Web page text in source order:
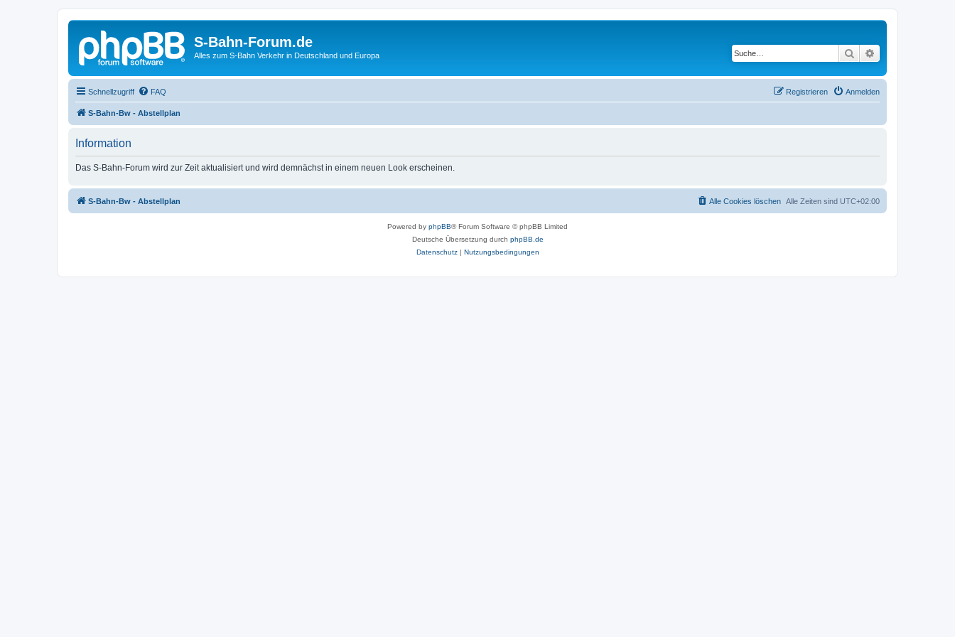
S-Bahn-Forum.de
Alles zum S-Bahn Verkehr in Deutschland und Europa Suche
Schnellzugriff FAQ Anmelden
Registrieren
S-Bahn-Bw - Abstellplan
Information
Das S-Bahn-Forum wird zur Zeit aktualisiert und wird demnächst in einem neuen Look erscheinen.
S-Bahn-Bw - Abstellplan Alle Zeiten sind UTC+02:00
Alle Cookies löschen
Powered by phpBB® Forum Software © phpBB Limited
Deutsche Übersetzung durch phpBB.de
Datenschutz| Nutzungsbedingungen